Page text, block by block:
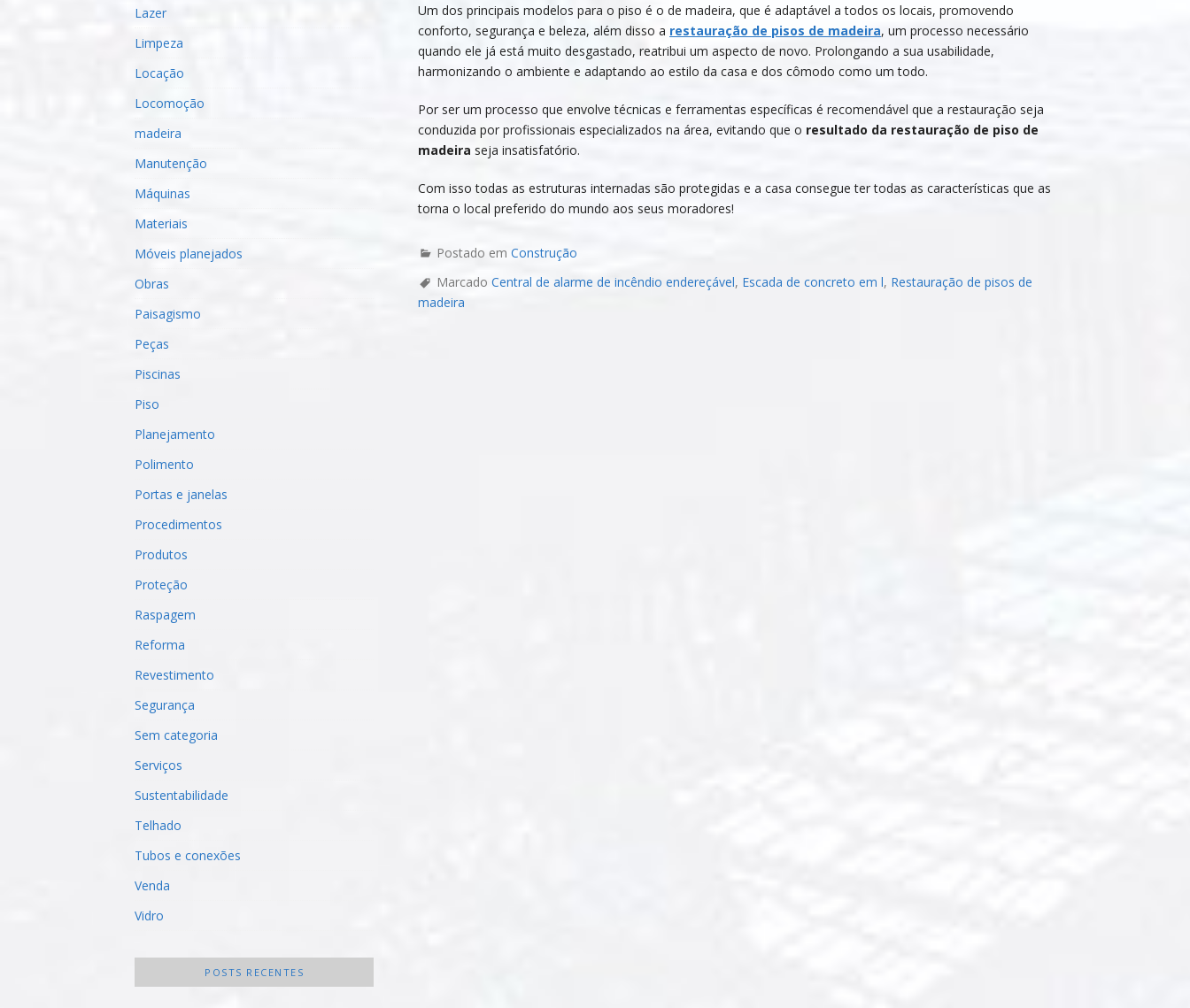
Um dos principais modelos para o piso é o de madeira, que é adaptável a todos os locais, promovendo
conforto, segurança e beleza, além disso a restauração de pisos de madeira, um processo necessário
quando ele já está muito desgastado, reatribui um aspecto de novo. Prolongando a sua usabilidade,
harmonizando o ambiente e adaptando ao estilo da casa e dos cômodo como um todo.
Por ser um processo que envolve técnicas e ferramentas específicas é recomendável que a restauração seja
conduzida por profissionais especializados na área, evitando que o resultado da restauração de piso de
madeira seja insatisfatório.
Com isso todas as estruturas internadas são protegidas e a casa consegue ter todas as características que as
torna o local preferido do mundo aos seus moradores!
Postado em Construção
Marcado Central de alarme de incêndio endereçável, Escada de concreto em l, Restauração de pisos de
madeira
Lazer
Limpeza
Locação
Locomoção
madeira
Manutenção
Máquinas
Materiais
Móveis planejados
Obras
Paisagismo
Peças
Piscinas
Piso
Planejamento
Polimento
Portas e janelas
Procedimentos
Produtos
Proteção
Raspagem
Reforma
Revestimento
Segurança
Sem categoria
Serviços
Sustentabilidade
Telhado
Tubos e conexões
Venda
Vidro
POSTS RECENTES